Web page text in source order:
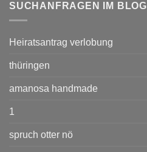
SUCHANFRAGEN IM BLOG
Heiratsantrag verlobung
thüringen
amanosa handmade
1
spruch otter nö